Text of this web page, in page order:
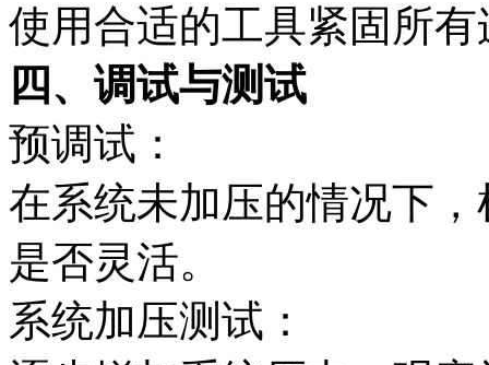
使用合适的工具紧固所
四、调试与测试
预调试：
在系统未加压的情况下
是否灵活。
系统加压测试：